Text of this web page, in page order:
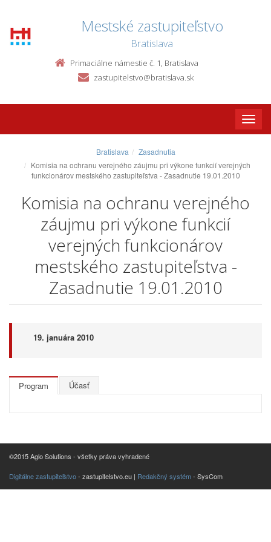
Mestské zastupiteľstvo
Bratislava
Primaciálne námestie č. 1, Bratislava
zastupitelstvo@bratislava.sk
Toggle
Bratislava
Zasadnutia
Komisia na ochranu verejného záujmu pri výkone funkcií verejných
funkcionárov mestského zastupiteľstva - Zasadnutie 19.01.2010
Komisia na ochranu verejného
záujmu pri výkone funkcií
verejných funkcionárov
mestského zastupiteľstva -
Zasadnutie 19.01.2010
19. januára 2010
Program Účasť
©2015 Aglo Solutions - všetky práva vyhradené
Digitálne zastupiteľstvo- zastupitelstvo.eu | Redakčný systém- SysCom